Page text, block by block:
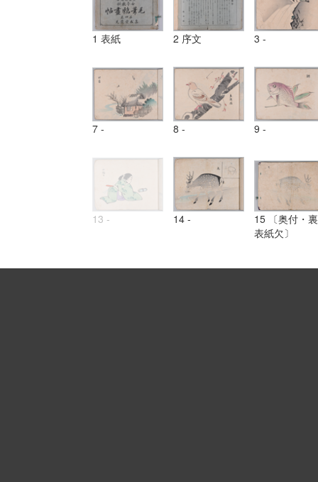
1 表紙 2 序文 3 -
7 - 8 - 9 -
13 - 14 -
15 〔奥付・裏
表紙欠〕